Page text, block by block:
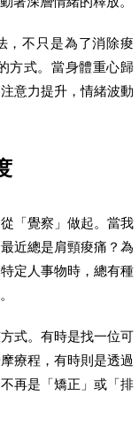
，不只是為了消除痠
方式。當身體重心歸
意力提升，情緒波動
「覺察」做起。當我
近總是肩頸痠痛？為
定人事物時，總有種
式。有時是找一位可
療程，有時則是透過
再是「矯正」或「排